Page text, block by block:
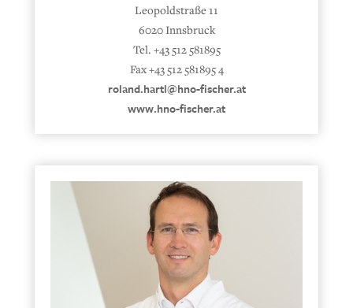
Leopoldstraße 11
6020 Innsbruck
Tel. +43 512 581895
Fax +43 512 581895 4
roland.hartl@hno-fischer.at
www.hno-fischer.at